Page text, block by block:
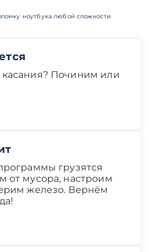
ноутбука любой сложности
касания? Починим или
грузятся
от мусора, настроим
железо. Вернём